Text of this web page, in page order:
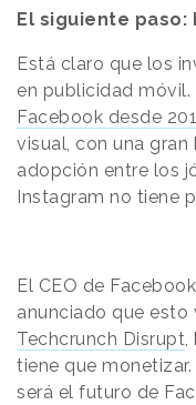
El siguiente paso:
Está claro que los
en publicidad móvil.
Facebook desde
visual, con una gran
adopción entre los
Instagram no tiene
El CEO de
anunciado que esto
Techcrunch Disrupt
tiene que
será el futuro de